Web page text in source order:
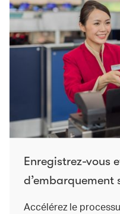
Enregistrez-vous
Accélérez le